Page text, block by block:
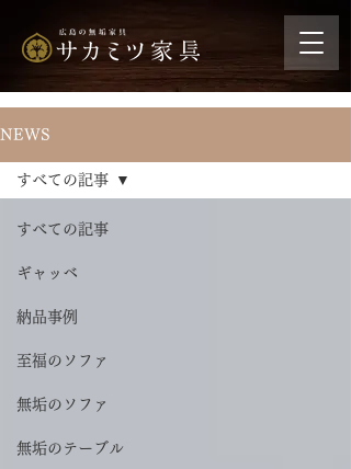
NEWS
すべての記事
ギャッベ
納品事例
至福のソファ
無垢のソファ
無垢のテーブル
すべての記事